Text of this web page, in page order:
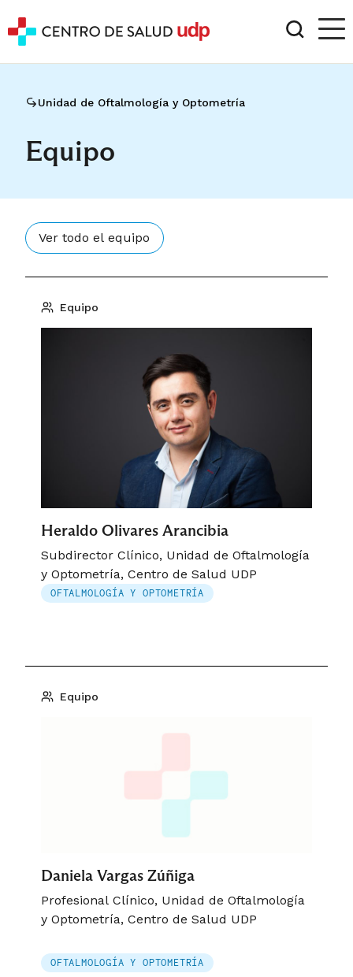
Unidad de Oftalmología y Optometría
Equipo
Ver todo el equipo
Equipo
Heraldo Olivares Arancibia
Subdirector Clínico, Unidad de Oftalmología
y Optometría, Centro de Salud UDP
OFTALMOLOGÍA Y OPTOMETRÍA
Equipo
Daniela Vargas Zúñiga
Profesional Clínico, Unidad de Oftalmología
y Optometría, Centro de Salud UDP
OFTALMOLOGÍA Y OPTOMETRÍA